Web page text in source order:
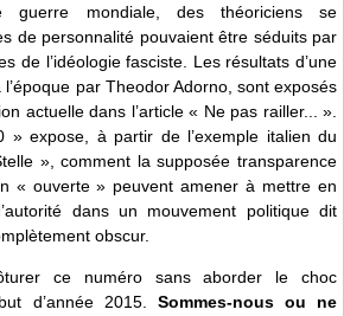
guerre mondiale, des théoriciens se
de personnalité pouvaient être séduits par
de l’idéologie fasciste. Les résultats d’une
par Theodor Adorno, sont exposés
actuelle dans l’article « Ne pas railler... ».
» expose, à partir de l’exemple italien du
», comment la supposée transparence
« ouverte » peuvent amener à mettre en
dans un mouvement politique dit
obscur.
ce numéro sans aborder le choc
d’année 2015. Sommes-nous ou ne